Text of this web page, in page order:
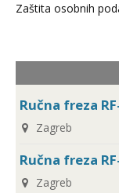
Zaštita osobnih
Ručna freza
Zagreb
Ručna freza
Zagreb